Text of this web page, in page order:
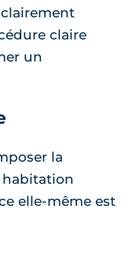
claire
un
la
habitation
elle-même est